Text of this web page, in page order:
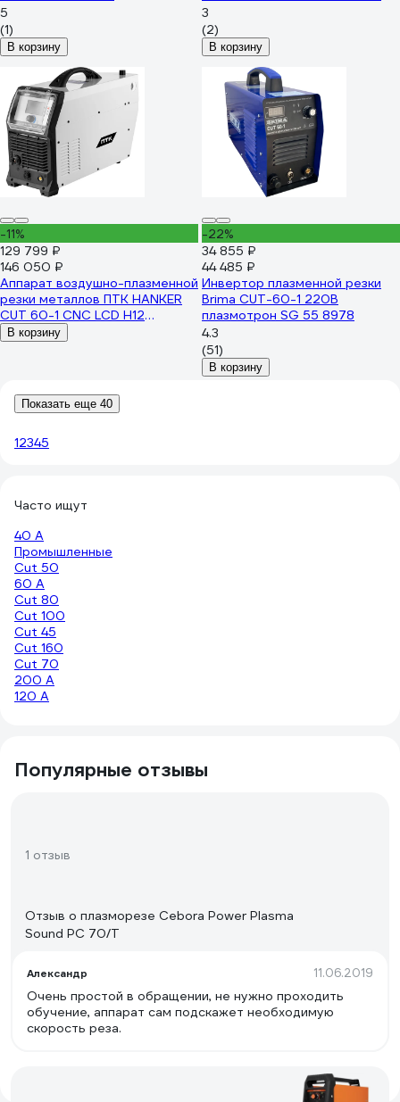
5
(1)
В корзину
3
(2)
В корзину
-11%
129 799 ₽
146 050 ₽
Аппарат воздушно-плазменной
резки металлов ПТК HANKER
CUT 60-1 CNC LCD H12
00000043168
В корзину
-22%
34 855 ₽
44 485 ₽
Инвертор плазменной резки
Brima CUT-60-1 220В
плазмотрон SG 55 8978
4.3
(51)
В корзину
Показать еще 40
12345
Часто ищут
40 А
Промышленные
Cut 50
60 А
Cut 80
Cut 100
Cut 45
Cut 160
Cut 70
200 А
120 А
Популярные отзывы
1 отзыв
Отзыв о плазморезе Cebora Power Plasma
Sound PC 70/T
Александр 11.06.2019
Очень простой в обращении, не нужно проходить
обучение, аппарат сам подскажет необходимую
скорость реза.